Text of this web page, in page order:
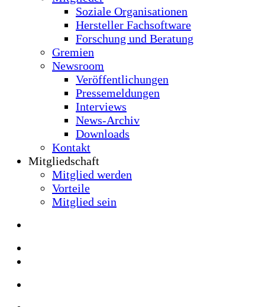
Soziale Organisationen
Hersteller Fachsoftware
Forschung und Beratung
Gremien
Newsroom
Veröffentlichungen
Pressemeldungen
Interviews
News-Archiv
Downloads
Kontakt
Mitgliedschaft
Mitglied werden
Vorteile
Mitglied sein